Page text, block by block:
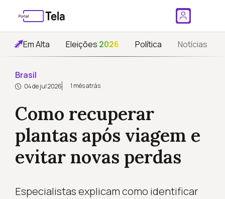
Em Alta Eleições 2026 Política Notícias
Brasil
04 de jul 2026 1 mês atrás
Como recuperar
plantas após viagem e
evitar novas perdas
Especialistas explicam como identificar